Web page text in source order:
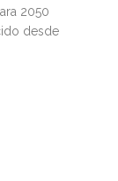
2050
desde